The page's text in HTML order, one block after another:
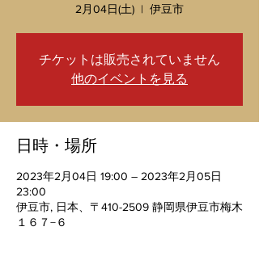
2月04日(土)
  |
伊豆市
チケットは販売されていません
他のイベントを見る
日時・場所
2023年2月04日 19:00 – 2023年2月05日
23:00
伊豆市, 日本、〒410-2509 静岡県伊豆市梅木
１６７−６